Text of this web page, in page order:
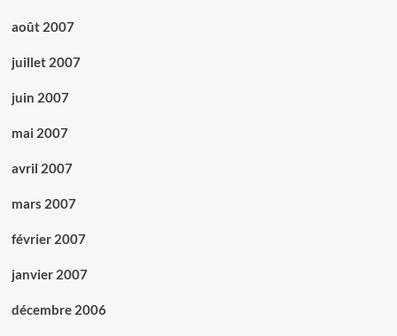
août 2007
juillet 2007
juin 2007
mai 2007
avril 2007
mars 2007
février 2007
janvier 2007
décembre 2006